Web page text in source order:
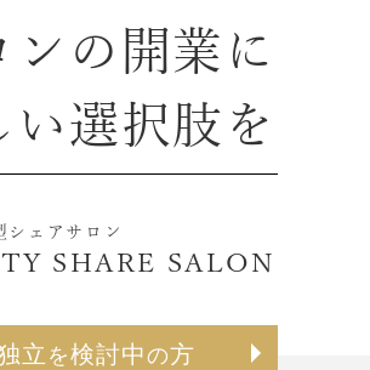
ンの開業に
い選択肢を
シェアサロン
SHARE SALON
立 を検討中の方